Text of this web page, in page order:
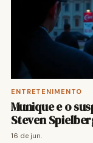
ENTRETENIMENTO
Munique e o
Steven
16 de jun.